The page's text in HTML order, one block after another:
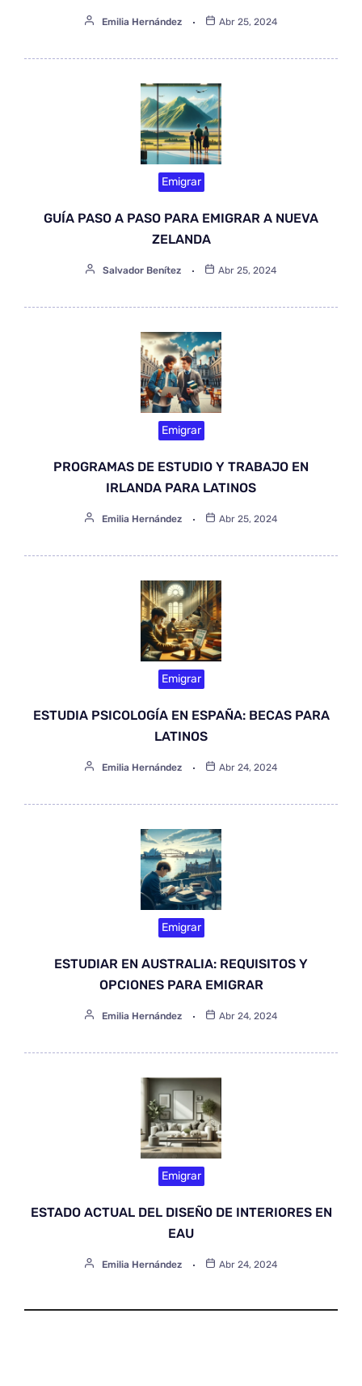
Emilia Hernández Abr 25, 2024
Emigrar
GUÍA PASO A PASO PARA EMIGRAR A NUEVA
ZELANDA
Salvador Benítez Abr 25, 2024
Emigrar
PROGRAMAS DE ESTUDIO Y TRABAJO EN
IRLANDA PARA LATINOS
Emilia Hernández Abr 25, 2024
Emigrar
ESTUDIA PSICOLOGÍA EN ESPAÑA: BECAS PARA
LATINOS
Emilia Hernández Abr 24, 2024
Emigrar
ESTUDIAR EN AUSTRALIA: REQUISITOS Y
OPCIONES PARA EMIGRAR
Emilia Hernández Abr 24, 2024
Emigrar
ESTADO ACTUAL DEL DISEÑO DE INTERIORES EN
EAU
Emilia Hernández Abr 24, 2024